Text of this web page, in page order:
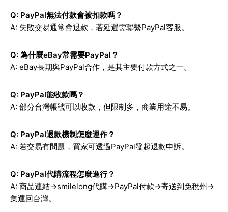
Q: PayPal無法付款會被扣款嗎？
A: 失敗交易通常會退款，若延遲需聯繫PayPal客服。
Q: 為什麼eBay常需要PayPal？
A: eBay長期與PayPal合作，是其主要付款方式之一。
Q: PayPal能收款嗎？
A: 部分台灣帳號可以收款，但限制多，商業用途不易。
Q: PayPal退款機制怎麼運作？
A: 若交易有問題，買家可透過PayPal發起退款申訴。
Q: PayPal代購流程怎麼進行？
A: 商品連結→smilelong代購→PayPal付款→寄送到免稅州→
集運回台灣。